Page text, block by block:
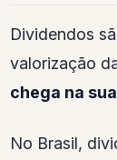
Dividendos
valorização
chega na
No Brasil,